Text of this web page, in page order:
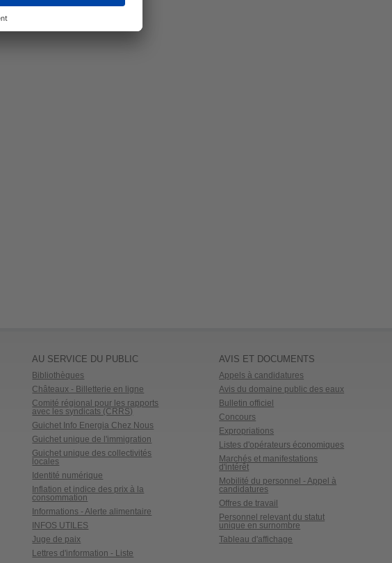
AU SERVICE DU PUBLIC
Bibliothèques
Châteaux - Billetterie en ligne
Comité régional pour les rapports
avec les syndicats (CRRS)
Guichet Info Energia Chez Nous
Guichet unique de l'immigration
Guichet unique des collectivités
locales
Identité numérique
Inflation et indice des prix à la
consommation
Informations - Alerte alimentaire
INFOS UTILES
Juge de paix
Lettres d'information - Liste
AVIS ET DOCUMENTS
Appels à candidatures
Avis du domaine public des eaux
Bulletin officiel
Concours
Expropriations
Listes d'opérateurs économiques
Marchés et manifestations
d'intérêt
Mobilité du personnel - Appel à
candidatures
Offres de travail
Personnel relevant du statut
unique en surnombre
Tableau d'affichage